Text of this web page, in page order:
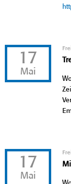
17
Mai
17
Mai